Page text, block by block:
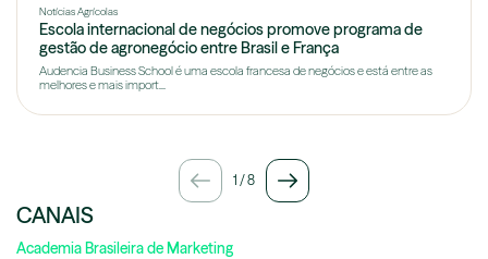
Notícias Agrícolas
Escola internacional de negócios promove programa de
gestão de agronegócio entre Brasil e França
Audencia Business School é uma escola francesa de negócios e está entre as
melhores e mais import...
1 /8
CANAIS
Academia Brasileira de Marketing